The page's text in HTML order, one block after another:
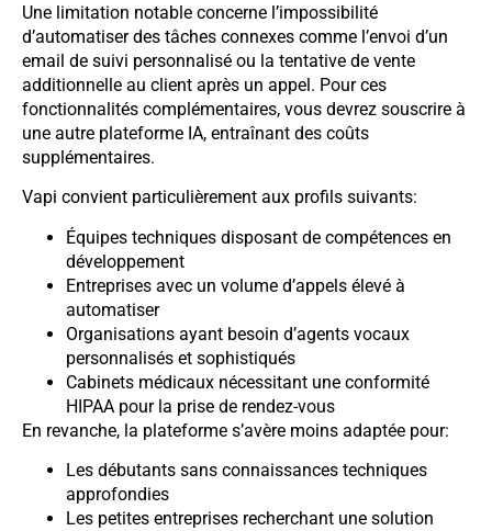
Une limitation notable concerne l’impossibilité
d’automatiser des tâches connexes comme l’envoi d’un
email de suivi personnalisé ou la tentative de vente
additionnelle au client après un appel. Pour ces
fonctionnalités complémentaires, vous devrez souscrire à
une autre plateforme IA, entraînant des coûts
supplémentaires.
Vapi convient particulièrement aux profils suivants:
Équipes techniques disposant de compétences en
développement
Entreprises avec un volume d’appels élevé à
automatiser
Organisations ayant besoin d’agents vocaux
personnalisés et sophistiqués
Cabinets médicaux nécessitant une conformité
HIPAA pour la prise de rendez-vous
En revanche, la plateforme s’avère moins adaptée pour:
Les débutants sans connaissances techniques
approfondies
Les petites entreprises recherchant une solution